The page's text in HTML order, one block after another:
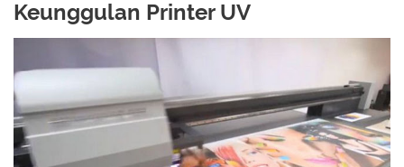
Keunggulan Printer UV